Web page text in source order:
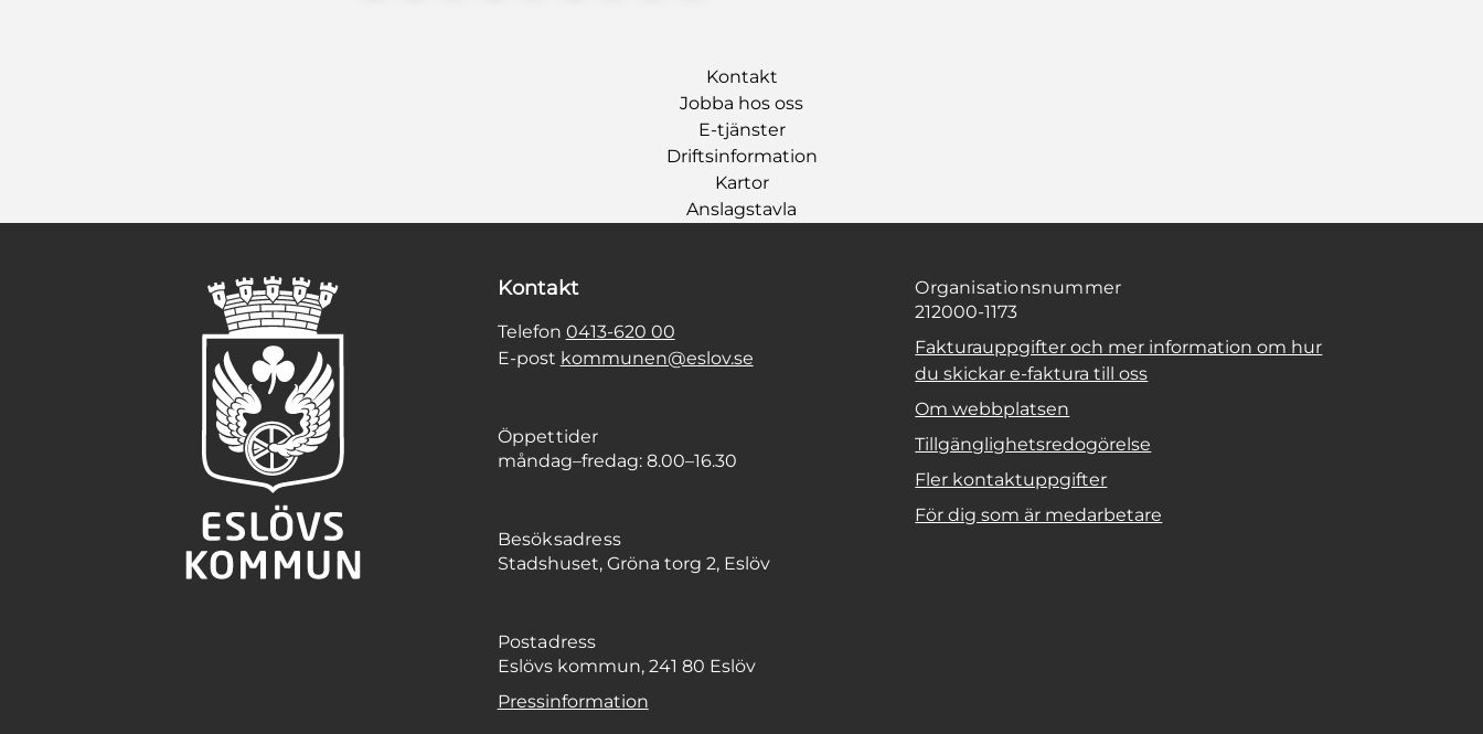
Kontakt
Jobba hos oss
E-tjänster
Driftsinformation
Kartor
Anslagstavla
Kontakt
Telefon 0413-620 00
E-post kommunen@eslov.se
Öppettider
måndag–fredag: 8.00–16.30
Besöksadress
Stadshuset, Gröna torg 2, Eslöv
Postadress
Eslövs kommun, 241 80 Eslöv
Pressinformation
Organisationsnummer
212000-1173
Fakturauppgifter och mer information om hur
du skickar e-faktura till oss
Om webbplatsen
Tillgänglighetsredogörelse
Fler kontaktuppgifter
För dig som är medarbetare